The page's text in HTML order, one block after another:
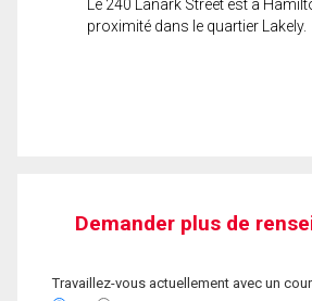
Le 240 Lanark Street est à
proximité dans le quartier Lakely.
Demander plus de
Travaillez-vous actuellement avec un